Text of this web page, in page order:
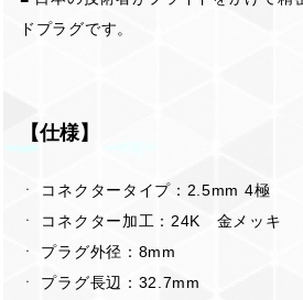
ドプラグです。
【仕様】
ㆍ コネクタータイプ：2.5mm 4極
ㆍ コネクター加工：24K 金メッキ
ㆍ プラグ外径：8mm
ㆍ プラグ長辺：32.7mm